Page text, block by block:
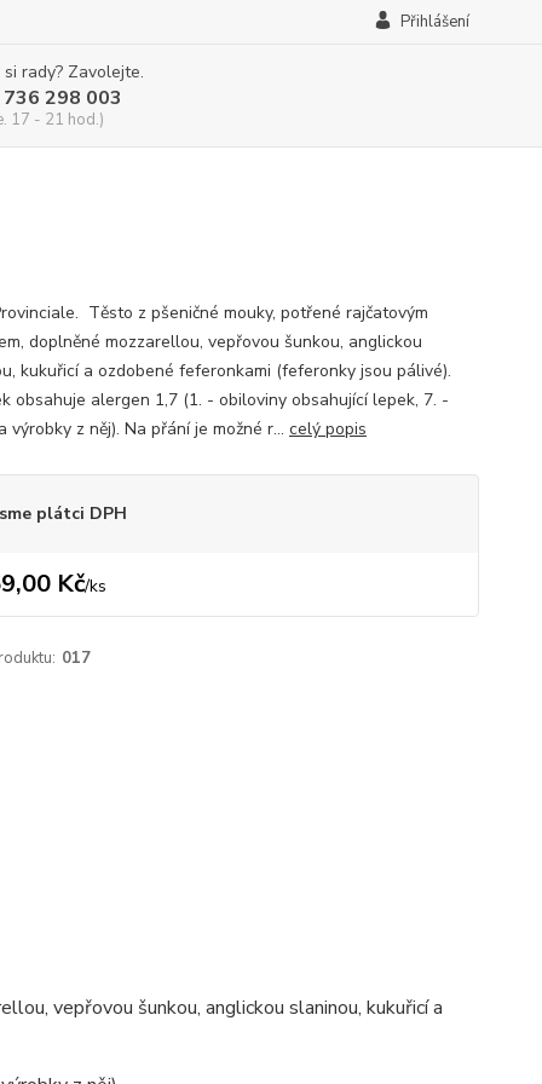
Přihlášení
rady? Zavolejte.
298 003
17 - 21 hod.)
Těsto z pšeničné mouky, potřené rajčatovým
doplněné mozzarellou, vepřovou šunkou, anglickou
kukuřicí a ozdobené feferonkami (feferonky jsou pálivé).
obsahuje alergen 1,7 (1. - obiloviny obsahující lepek, 7. -
výrobky z něj). Na přání je možné r... celý popis
plátci DPH
Kč/ks
017
vepřovou šunkou, anglickou slaninou, kukuřicí a